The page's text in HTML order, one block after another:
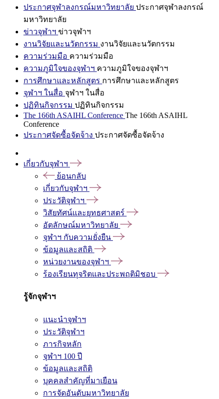
ประกาศจุฬาลงกรณ์มหาวิทยาลัย ประกาศจุฬาลงกรณ์
มหาวิทยาลัย
ข่าวจุฬาฯ ข่าวจุฬาฯ
งานวิจัยและนวัตกรรม งานวิจัยและนวัตกรรม
ความร่วมมือ ความร่วมมือ
ความภูมิใจของจุฬาฯ ความภูมิใจของจุฬาฯ
การศึกษาและหลักสูตร การศึกษาและหลักสูตร
จุฬาฯ ในสื่อ จุฬาฯ ในสื่อ
ปฏิทินกิจกรรม ปฏิทินกิจกรรม
The 166th ASAIHL Conference The 166th ASAIHL
Conference
ประกาศจัดซื้อจัดจ้าง ประกาศจัดซื้อจัดจ้าง
เกี่ยวกับจุฬาฯ
ย้อนกลับ
เกี่ยวกับจุฬาฯ
ประวัติจุฬาฯ
วิสัยทัศน์และยุทธศาสตร์
อัตลักษณ์มหาวิทยาลัย
จุฬาฯ กับความยั่งยืน
ข้อมูลและสถิติ
หน่วยงานของจุฬาฯ
ร้องเรียนทุจริตและประพฤติมิชอบ
รู้จักจุฬาฯ
แนะนำจุฬาฯ
ประวัติจุฬาฯ
ภารกิจหลัก
จุฬาฯ 100 ปี
ข้อมูลและสถิติ
บุคคลสำคัญที่มาเยือน
การจัดอันดับมหาวิทยาลัย